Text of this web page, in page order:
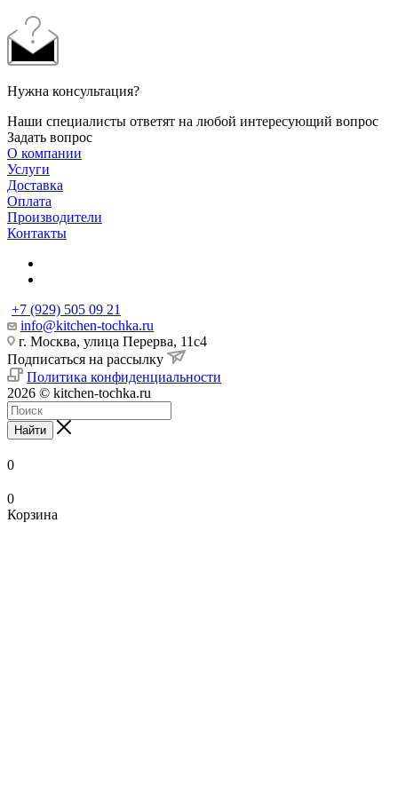
Нужна консультация?
Наши специалисты ответят на любой интересующий вопрос
Задать вопрос
О компании
Услуги
Доставка
Оплата
Производители
Контакты
+7 (929) 505 09 21
info@kitchen-tochka.ru
г. Москва, улица Перерва, 11с4
Подписаться на рассылку
Политика конфиденциальности
2026 © kitchen-tochka.ru
Найти
0
0
Корзина